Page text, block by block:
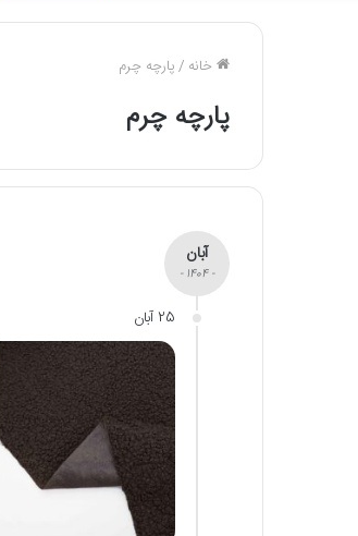
خانه /پارچه چرم
پارچه چرم
آبان
- 1404 -
25 آبان